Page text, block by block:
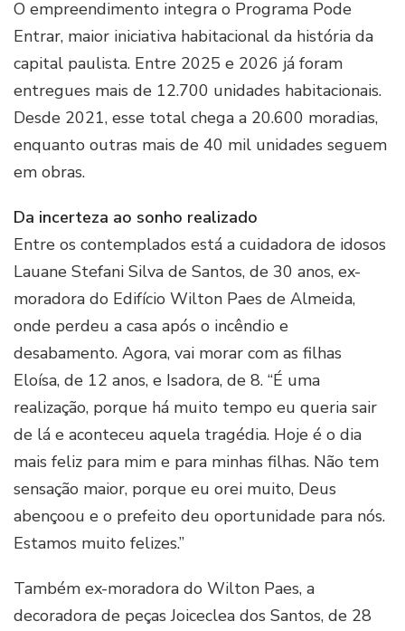
O empreendimento integra o Programa Pode
Entrar, maior iniciativa habitacional da história da
capital paulista. Entre 2025 e 2026 já foram
entregues mais de 12.700 unidades habitacionais.
Desde 2021, esse total chega a 20.600 moradias,
enquanto outras mais de 40 mil unidades seguem
em obras.
Da incerteza ao sonho realizado
Entre os contemplados está a cuidadora de idosos
Lauane Stefani Silva de Santos, de 30 anos, ex-
moradora do Edifício Wilton Paes de Almeida,
onde perdeu a casa após o incêndio e
desabamento. Agora, vai morar com as filhas
Eloísa, de 12 anos, e Isadora, de 8. “É uma
realização, porque há muito tempo eu queria sair
de lá e aconteceu aquela tragédia. Hoje é o dia
mais feliz para mim e para minhas filhas. Não tem
sensação maior, porque eu orei muito, Deus
abençoou e o prefeito deu oportunidade para nós.
Estamos muito felizes.”
Também ex-moradora do Wilton Paes, a
decoradora de peças Joiceclea dos Santos, de 28